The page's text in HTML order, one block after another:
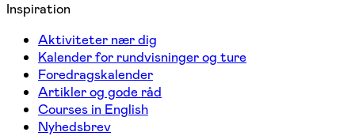
Inspiration
Aktiviteter nær dig
Kalender for rundvisninger og ture
Foredragskalender
Artikler og gode råd
Courses in English
Nyhedsbrev